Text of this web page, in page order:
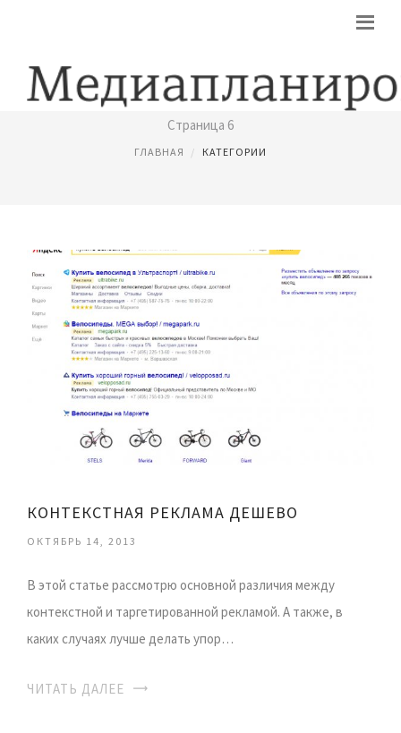
КОНТЕКСТНАЯ РЕКЛАМА
Страница 6
ГЛАВНАЯ КАТЕГОРИИ
КОНТЕКСТНАЯ РЕКЛАМА ДЕШЕВО
ОКТЯБРЬ 14, 2013
В этой статье рассмотрю основной различия между
контекстной и таргетированной рекламой. А также, в
каких случаях лучше делать упор…
ЧИТАТЬ ДАЛЕЕ